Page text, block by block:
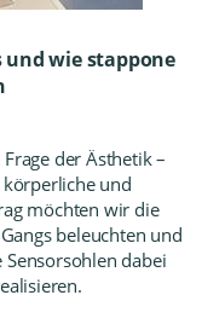
und wie stappone
der Ästhetik –
und
möchten wir die
beleuchten und
dabei